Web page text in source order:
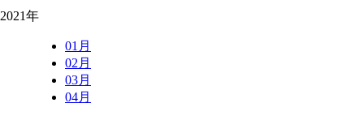
2021年
01月
02月
03月
04月